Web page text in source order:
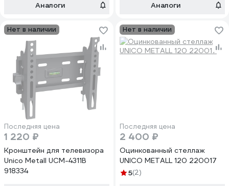
Аналоги Аналоги
Нет в наличии
Последняя цена
1 220 ₽
Кронштейн для телевизора
Unico Metall UCM-4311B
918334
Нет в наличии
Последняя цена
2 400 ₽
Оцинкованный стеллаж
UNICO METALL 120 220017
5(2)